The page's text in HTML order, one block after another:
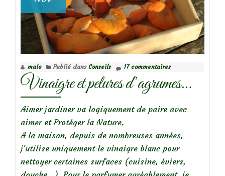
malo Publié dans Conseils 17 commentaires
Vinaigre et pelures d’agrumes…
Aimer jardiner va logiquement de paire avec
aimer et Protéger la Nature.
A la maison, depuis de nombreuses années,
j’utilise uniquement le vinaigre blanc pour
nettoyer certaines surfaces (cuisine, éviers,